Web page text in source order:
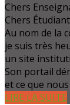
Chers
Chers
Au nom de la
je suis très
un site
Son portail
et ce que
LIRE LA SUITE